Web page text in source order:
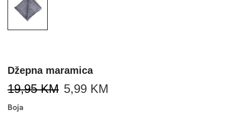
Džepna maramica
19,95KM 5,99 KM
Boja